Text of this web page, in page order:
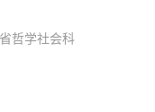
哲学社会科